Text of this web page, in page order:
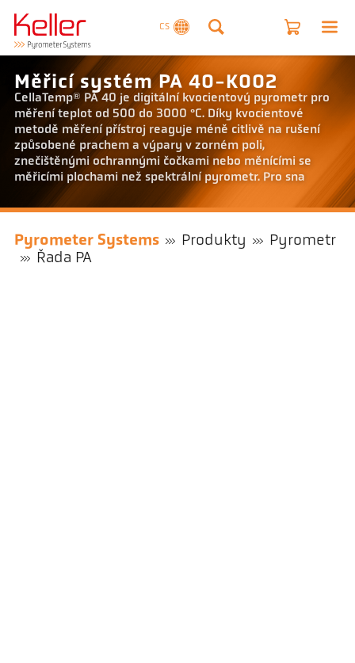
CS
Měřicí systém PA 40-K002
CellaTemp® PA 40 je digitální kvocientový pyrometr pro
měření teplot od 500 do 3000 °C. Díky kvocientové
metodě měření přístroj reaguje méně citlivě na rušení
způsobené prachem a výpary v zorném poli,
znečištěnými ochrannými čočkami nebo měnícími se
měřicími plochami než spektrální pyrometr. Pro sna
Pyrometer Systems Produkty
Pyrometr
Řada PA